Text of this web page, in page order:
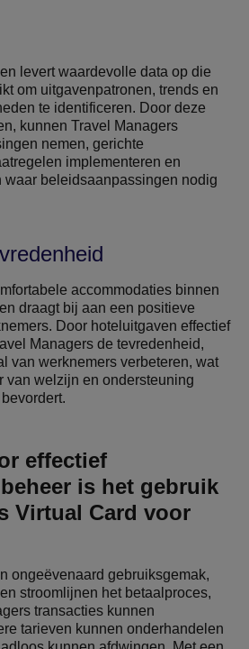
levert waardevolle data op die
om uitgavenpatronen, trends en
te identificeren. Door deze
kunnen Travel Managers
nemen, gerichte
implementeren en
beleidsaanpassingen nodig
accommodaties binnen
draagt ​​bij aan een positieve
Door hoteluitgaven effectief
Managers de tevredenheid,
van werknemers verbeteren, wat
van welzijn en ondersteuning
effectief
is het gebruik
Virtual Card voor
ongeëvenaard gebruiksgemak,
stroomlijnen het betaalproces,
transacties kunnen
tarieven kunnen onderhandelen